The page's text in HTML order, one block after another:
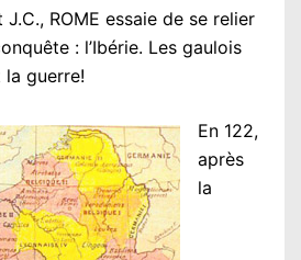
ROME essaie de se relier
: l’Ibérie. Les gaulois
la guerre!
En 122,
après
la